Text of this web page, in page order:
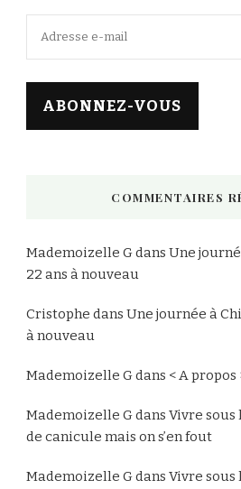
mail
ABONNEZ-VOUS
COMMENTAIRES
Mademoizelle Gdans Une
22 ans à nouveau
Cristophe dans Une journée à
à nouveau
Mademoizelle Gdans < A propos
Mademoizelle Gdans Vivre sous
de canicule mais on s’en fout
Mademoizelle Gdans Vivre sous